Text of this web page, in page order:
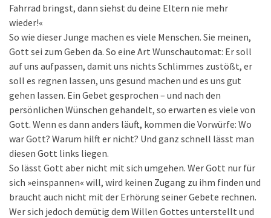
Fahrrad bringst, dann siehst du deine Eltern nie mehr
wieder!«
So wie dieser Junge machen es viele Menschen. Sie meinen,
Gott sei zum Geben da. So eine Art Wunschautomat: Er soll
auf uns aufpassen, damit uns nichts Schlimmes zustößt, er
soll es regnen lassen, uns gesund machen und es uns gut
gehen lassen. Ein Gebet gesprochen – und nach den
persönlichen Wünschen gehandelt, so erwarten es viele von
Gott. Wenn es dann anders läuft, kommen die Vorwürfe: Wo
war Gott? Warum hilft er nicht? Und ganz schnell lässt man
diesen Gott links liegen.
So lässt Gott aber nicht mit sich umgehen. Wer Gott nur für
sich »einspannen« will, wird keinen Zugang zu ihm finden und
braucht auch nicht mit der Erhörung seiner Gebete rechnen.
Wer sich jedoch demütig dem Willen Gottes unterstellt und